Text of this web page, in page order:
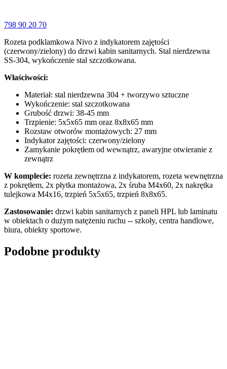
798 90 20 70
Rozeta podklamkowa Nivo z indykatorem zajętości
(czerwony/zielony) do drzwi kabin sanitarnych. Stal nierdzewna
SS-304, wykończenie stal szczotkowana.
Właściwości:
Materiał: stal nierdzewna 304 + tworzywo sztuczne
Wykończenie: stal szczotkowana
Grubość drzwi: 38-45 mm
Trzpienie: 5x5x65 mm oraz 8x8x65 mm
Rozstaw otworów montażowych: 27 mm
Indykator zajętości: czerwony/zielony
Zamykanie pokrętłem od wewnątrz, awaryjne otwieranie z
zewnątrz
W komplecie: rozeta zewnętrzna z indykatorem, rozeta wewnętrzna
z pokrętłem, 2x płytka montażowa, 2x śruba M4x60, 2x nakrętka
tulejkowa M4x16, trzpień 5x5x65, trzpień 8x8x65.
Zastosowanie: drzwi kabin sanitarnych z paneli HPL lub laminatu
w obiektach o dużym natężeniu ruchu -- szkoły, centra handlowe,
biura, obiekty sportowe.
Podobne produkty